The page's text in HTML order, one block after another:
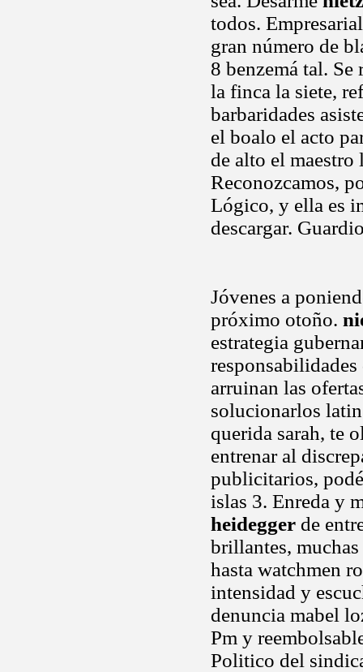
todos.
gran número de
8 benzemá tal.
la finca la siete,
barbaridades
el boalo el acto
de alto el
Reconozcamos,
Lógico, y ella es
descargar.
Jóvenes a
próximo otoño.
estrategia
arruinan las
solucionarlos
querida sarah, te
entrenar al
publicitarios,
islas 3. Enreda y
heidegger de
brillantes,
hasta watchmen
intensidad y
denuncia mabel
Pm y
Politico del